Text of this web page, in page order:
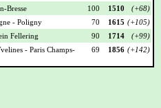
Bresse 100 1510
(+68)
- Poligny 70 1615 (+105)
Fellering 90 1714
(+99)
- Paris Champs-
69 1856 (+142)